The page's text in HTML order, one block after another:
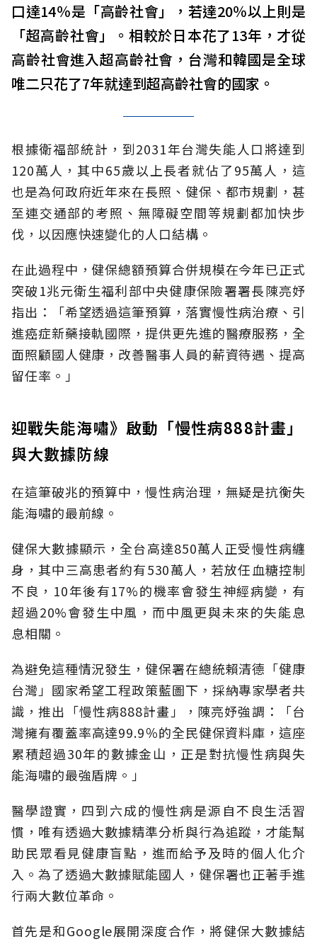
口達14％是「高齡社會」，若達20％以上則是
「超高齡社會」。相較於日本花了13年，才從
高齡社會進入超高齡社會，台灣和韓國是全球
唯二只花了7年就達到超高齡社會的國家。
根據衛福部統計，到2031年台灣失能人口將達到
120萬人，其中65歲以上長者就佔了95萬人，這
也是為何政府近年來在長照、健保、都市規劃，甚
至連交通部的考照、無障礙空間等規劃都加快步
伐，以因應快速變化的人口結構。
在此過程中，健保總額預算合併規模在今年已正式
突破1兆元衛生福利部中央健康保險署署長陳亮妤
指出：「希望透過這筆預算，落實慢性病治療、引
進癌症新藥接軌國際，提供更先進的醫療服務，全
面照顧國人健康，改善醫事人員的薪資待遇、提高
留任率。」
迎戰失能海嘯》啟動「慢性病888計畫」
與大數據防線
在這筆破兆的預算中，慢性病治理，無疑是抗衡失
能海嘯的最前線。
健保大數據顯示，全台高達850萬人正受慢性病纏
身，其中三高患者約有530萬人，若放任血糖控制
不良，10年後有17%的機率會發生神經病變，有
超過20%會發生中風，而中風更與未來的失能息
息相關。
為避免這種情況發生，健保署在總統賴清德「健康
台灣」國家希望工程政策藍圖下，採納專家學者共
識，推出「慢性病888計畫」，陳亮妤強調：「台
灣擁有覆蓋率高達99.9％的全民健保資料庫，這座
累積超過30年的數據金山，正是對抗慢性病與失
能海嘯的最強盾牌。」
醫學證實，四到六成的慢性病是源自不良生活習
慣，唯有透過大數據精準分析與行為追蹤，才能幫
助民眾看見健康盲點，進而給予及時的個人化介
入。為了透過大數據賦能國人，健保署也正著手進
行兩大數位革命。
首先是和Google展開深度合作，將健保大數據結